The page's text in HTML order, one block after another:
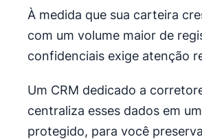
À medida que sua carteira
com um volume maior de
confidenciais exige atenção
Um CRM dedicado a
centraliza esses dados em
protegido, para você